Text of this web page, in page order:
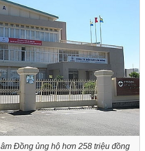
Đồng ủng hộ hơn 258 triệu đồng